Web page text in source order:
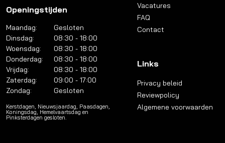
Openingstijden
Maandag:
Gesloten
Dinsdag:
08:30 - 18:00
Woensdag:
08:30 - 18:00
Donderdag:
08:30 - 18:00
Vrijdag:
08:30 - 18:00
Zaterdag:
09:00 - 17:00
Zondag:
Gesloten
Kerstdagen, Nieuwsjaardag, Paasdagen,
Koningsdag, Hemelvaartsdag en
Pinksterdagen gesloten.
Vacatures
FAQ
Contact
Links
Privacy beleid
Reviewpolicy
Algemene voorwaarden